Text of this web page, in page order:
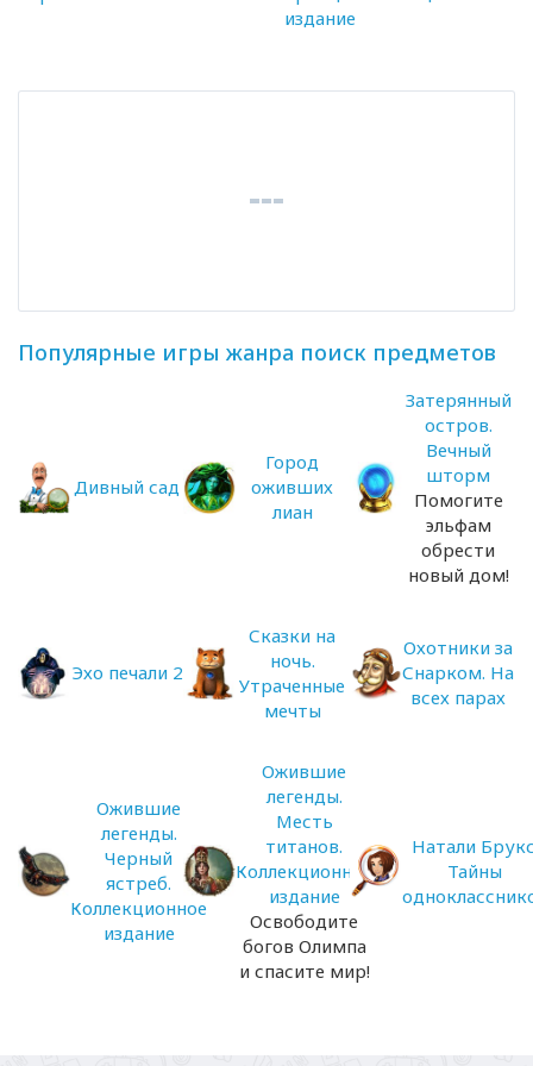
издание
Популярные игры жанра поиск предметов
Дивный сад
Город
оживших
лиан
Затерянный
остров.
Вечный
шторм
Помогите
эльфам
обрести
новый дом!
Эхо печали 2
Сказки на
ночь.
Утраченные
мечты
Охотники за
Снарком. На
всех парах
Ожившие
легенды.
Черный
ястреб.
Коллекционное
издание
Ожившие
легенды.
Месть
титанов.
Коллекционное
издание
Освободите
богов Олимпа
и спасите мир!
Натали
Тайны